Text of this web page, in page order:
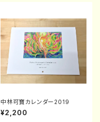
中林可寶カレンダー2019
¥2,200